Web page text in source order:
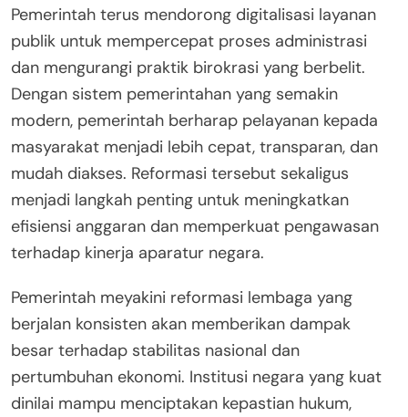
Pemerintah terus mendorong digitalisasi layanan
publik untuk mempercepat proses administrasi
dan mengurangi praktik birokrasi yang berbelit.
Dengan sistem pemerintahan yang semakin
modern, pemerintah berharap pelayanan kepada
masyarakat menjadi lebih cepat, transparan, dan
mudah diakses. Reformasi tersebut sekaligus
menjadi langkah penting untuk meningkatkan
efisiensi anggaran dan memperkuat pengawasan
terhadap kinerja aparatur negara.
Pemerintah meyakini reformasi lembaga yang
berjalan konsisten akan memberikan dampak
besar terhadap stabilitas nasional dan
pertumbuhan ekonomi. Institusi negara yang kuat
dinilai mampu menciptakan kepastian hukum,